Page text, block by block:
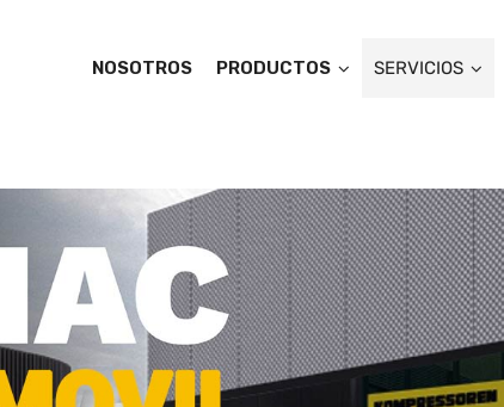
NOSOTROS PRODUCTOS SERVICIOS